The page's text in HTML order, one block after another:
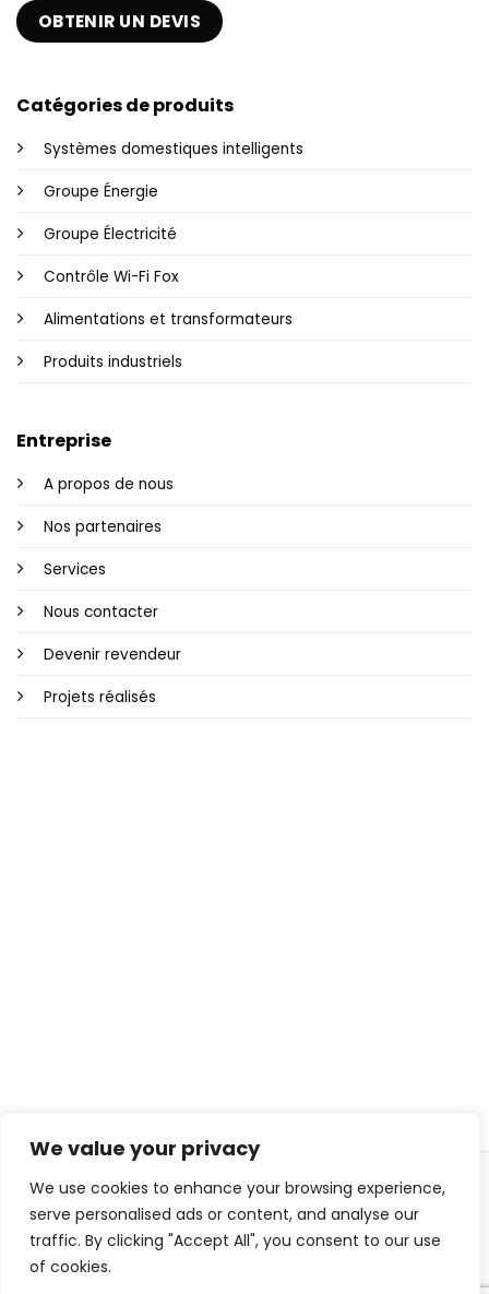
We value your privacy
We use cookies to enhance your browsing experience,
serve personalised ads or content, and analyse our
traffic. By clicking "Accept All", you consent to our use
of cookies.
OBTENIR UN DEVIS
Catégories de produits
Systèmes domestiques intelligents
Groupe Énergie
Groupe Électricité
Contrôle Wi-Fi Fox
Alimentations et transformateurs
Produits industriels
Entreprise
A propos de nous
Nos partenaires
Services
Nous contacter
Devenir revendeur
Projets réalisés
© 2026 ISL TECHS PRIVACY COOKIES
WEB DESIGN : DIJITON